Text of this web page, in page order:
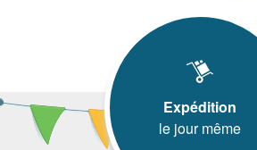
Expédition
le jour même